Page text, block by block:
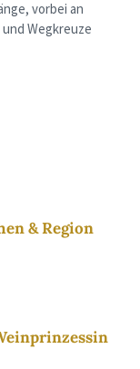
vorbei an
Wegkreuze
& Region